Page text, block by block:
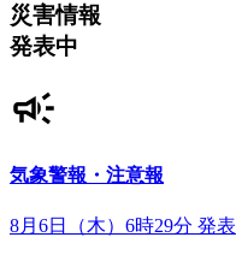
災害情報
発表中
気象警報・注意報
8月6日（木）6時29分 発表